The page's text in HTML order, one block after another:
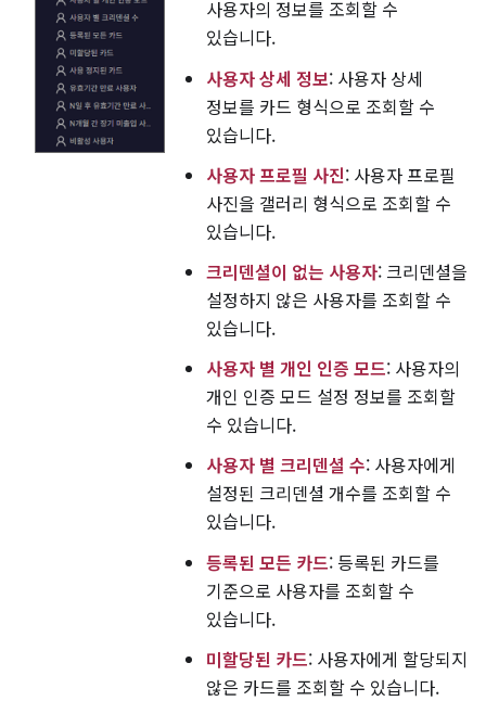
사용자의 정보를 조회할 수
있습니다.
사용자 상세 정보: 사용자 상세
정보를 카드 형식으로 조회할 수
있습니다.
사용자 프로필 사진: 사용자 프로필
사진을 갤러리 형식으로 조회할 수
있습니다.
크리덴셜이 없는 사용자: 크리덴셜을
설정하지 않은 사용자를 조회할 수
있습니다.
사용자 별 개인 인증 모드: 사용자의
개인 인증 모드 설정 정보를 조회할
수 있습니다.
사용자 별 크리덴셜 수: 사용자에게
설정된 크리덴셜 개수를 조회할 수
있습니다.
등록된 모든 카드: 등록된 카드를
기준으로 사용자를 조회할 수
있습니다.
미할당된 카드: 사용자에게 할당되지
않은 카드를 조회할 수 있습니다.